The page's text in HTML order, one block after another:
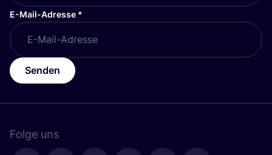
E-Mail-Adresse *
Senden
Folge uns